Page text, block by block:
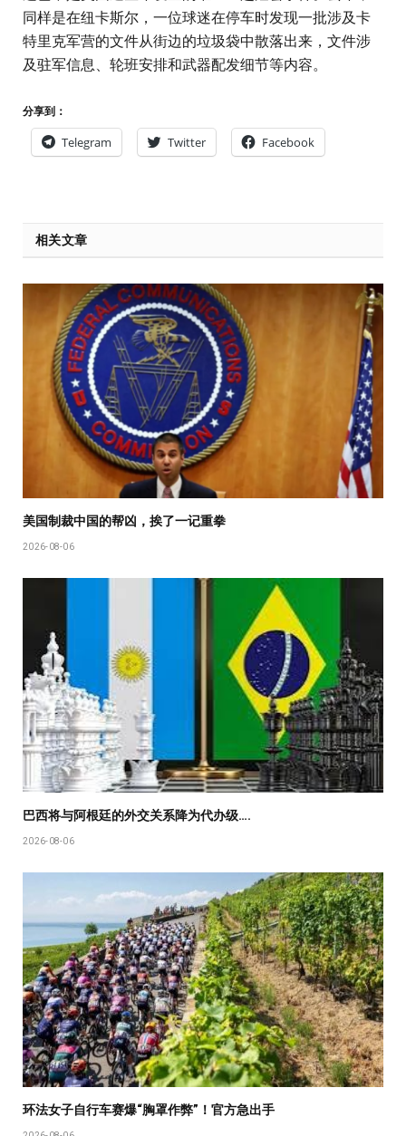
同样是在纽卡斯尔，一位球迷在停车时发现一批涉及卡
特里克军营的文件从街边的垃圾袋中散落出来，文件涉
及驻军信息、轮班安排和武器配发细节等内容。
分享到：
Telegram Twitter Facebook
相关文章
美国制裁中国的帮凶，挨了一记重拳
2026-08-06
巴西将与阿根廷的外交关系降为代办级….
2026-08-06
环法女子自行车赛爆“胸罩作弊”！官方急出手